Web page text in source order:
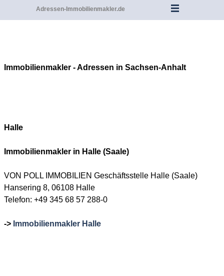
Adressen-Immobilienmakler.de
Immobilienmakler - Adressen in Sachsen-Anhalt
Halle
Immobilienmakler in Halle (Saale)
VON POLL IMMOBILIEN Geschäftsstelle Halle (Saale)
Hansering 8, 06108 Halle
Telefon: +49 345 68 57 288-0
-> Immobilienmakler Halle